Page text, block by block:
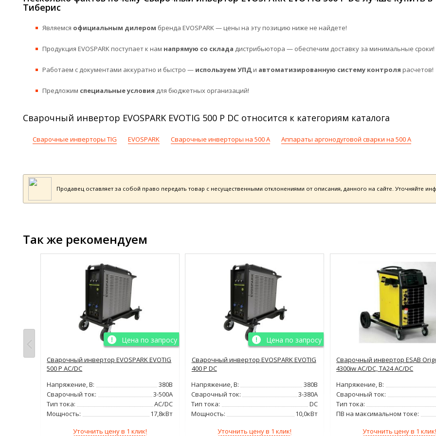
Тиберис
Являемся официальным дилером бренда EVOSPARK — цены на эту позицию ниже не найдете!
Продукция EVOSPARK поступает к нам напрямую со склада дистрибьютора — обеспечим доставку за минимальные сроки!
Работаем с документами аккуратно и быстро — используем УПДи автоматизированную систему контроля расчетов!
Предложим специальные условия для бюджетных организаций!
Сварочный инвертор EVOSPARK EVOTIG 500 P DC относится к категориям каталога
Сварочные инверторы TIG EVOSPARK Сварочные инверторы на 500 А Аппараты аргонодуговой сварки на 500 А
Продавец оставляет за собой право передать товар с несущественными отклонениями от описания, данного на сайте. Уточняйте
Так же рекомендуем
Цена по запросу
Сварочный инвертор EVOSPARK EVOTIG
500 P AC/DC
Напряжение, В:
380В
Сварочный ток:
3-500А
Тип тока:
AC/DC
Мощность:
17,8кВт
Уточнить цену в 1 клик!
Цена по запросу
Сварочный инвертор EVOSPARK EVOTIG
400 P DC
Напряжение, В:
380В
Сварочный ток:
3-380А
Тип тока:
DC
Мощность:
10,0кВт
Уточнить цену в 1 клик!
Сварочный инвертор ESAB
4300iw AC/DC, TA24 AC/DC
Напряжение, В:
Сварочный ток:
Тип тока:
ПВ на максимальном токе:
Уточнить цену в 1 клик!